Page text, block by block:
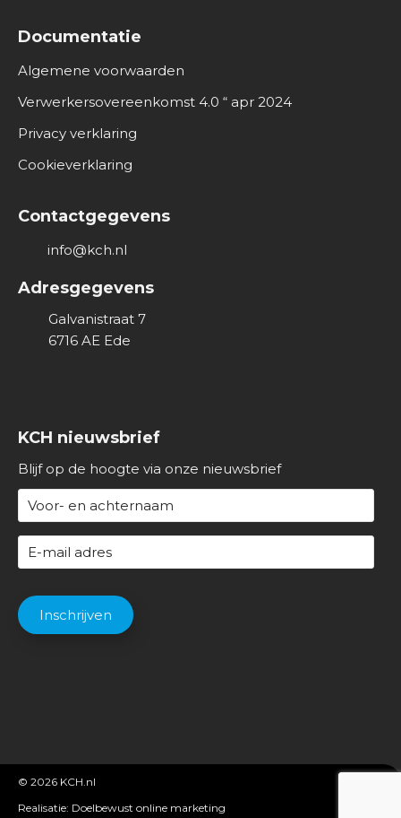
Documentatie
Algemene voorwaarden
Verwerkersovereenkomst 4.0 “ apr 2024
Privacy verklaring
Cookieverklaring
Contactgegevens
info@kch.nl
Adresgegevens
Galvanistraat 7
6716 AE Ede
KCH nieuwsbrief
Blijf op de hoogte via onze nieuwsbrief
N
a
a
m
V
e
-
a
s
(
V
A
P
Inschrijven
© 2026 KCH.nl
Realisatie: Doelbewust online marketing